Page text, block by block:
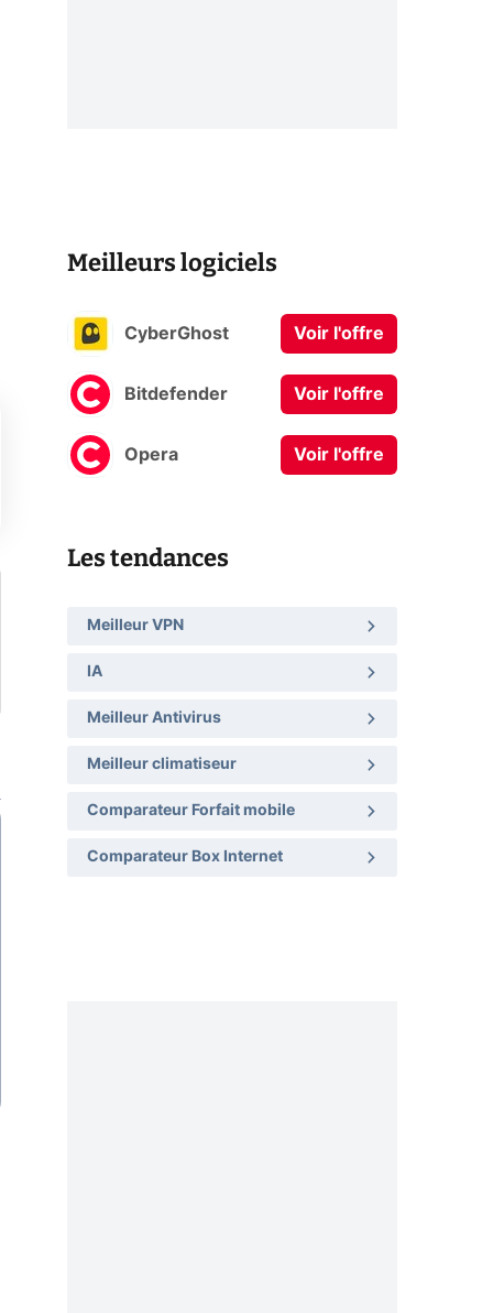
Meilleurs logiciels
CyberGhost Voir l'offre
Bitdefender Voir l'offre
Opera Voir l'offre
Les tendances
Meilleur VPN
IA
Meilleur Antivirus
Meilleur climatiseur
Comparateur Forfait mobile
Comparateur Box Internet